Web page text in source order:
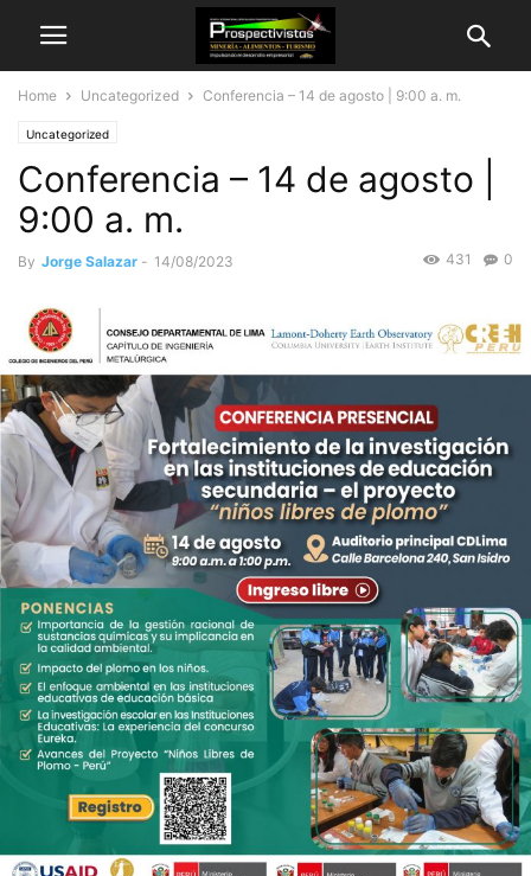
Home Uncategorized Conferencia – 14 de agosto | 9:00 a. m.
Uncategorized
Conferencia – 14 de agosto |
9:00 a. m.
By Jorge Salazar - 14/08/2023 0
431